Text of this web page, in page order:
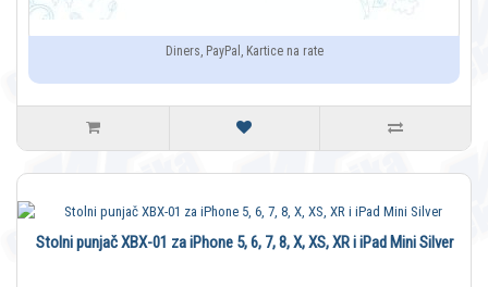
Diners, PayPal, Kartice na rate
Stolni punjač XBX-01 za iPhone 5, 6, 7, 8, X, XS, XR i iPad Mini Silver